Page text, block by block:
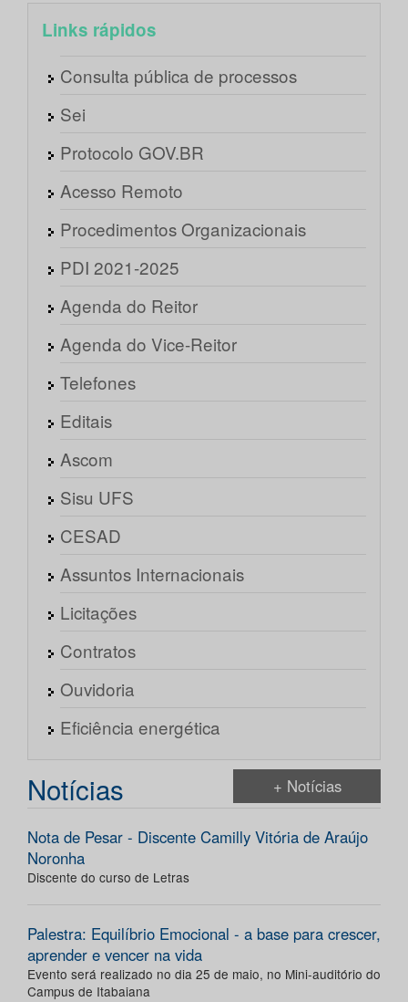
Links rápidos
Consulta pública de processos
Sei
Protocolo GOV.BR
Acesso Remoto
Procedimentos Organizacionais
PDI 2021-2025
Agenda do Reitor
Agenda do Vice-Reitor
Telefones
Editais
Ascom
Sisu UFS
CESAD
Assuntos Internacionais
Licitações
Contratos
Ouvidoria
Eficiência energética
Notícias + Notícias
Nota de Pesar - Discente Camilly Vitória de Araújo
Noronha
Discente do curso de Letras
Palestra: Equilíbrio Emocional - a base para crescer,
aprender e vencer na vida
Evento será realizado no dia 25 de maio, no Mini-auditório do
Campus de Itabaiana